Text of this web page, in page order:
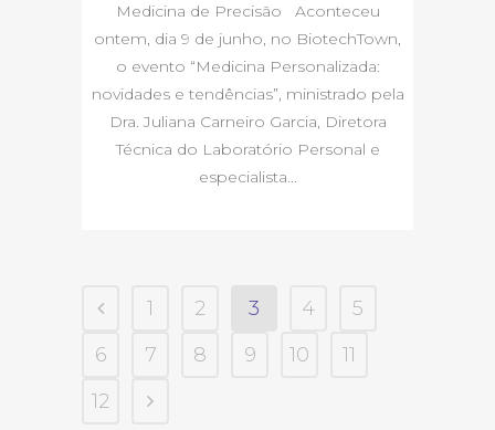
Medicina de Precisão Aconteceu
ontem, dia 9 de junho, no BiotechTown,
o evento “Medicina Personalizada:
novidades e tendências”, ministrado pela
Dra. Juliana Carneiro Garcia, Diretora
Técnica do Laboratório Personal e
especialista...
1 2 3 4
5
6
7 8 9 10
11
12